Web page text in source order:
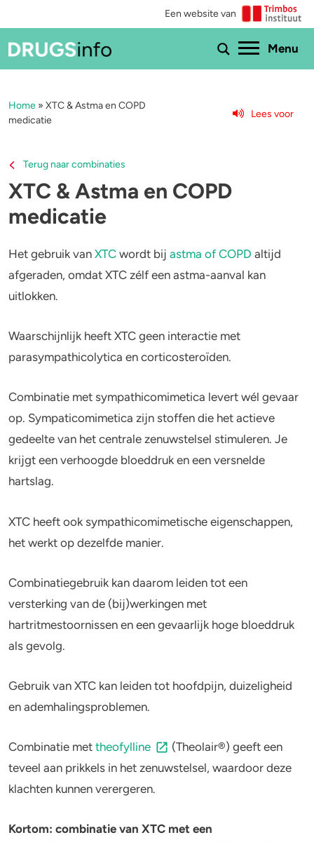
Een website van
Menu
Menu
Cocaïne
3-MMC
Paddo’s en truffels
Ayahuasca
LSD
Benzodiazepines
Heroïne
Poppers
Zwangerschap
Combinaties & medicijnen
Verkeer
Check je gebruik
Stel een vraag
Home » XTC & Astma en COPD
medicatie
Lees voor
Terug naar combinaties
XTC & Astma en COPD
medicatie
Het gebruik van XTC wordt bij astma of COPD altijd
afgeraden, omdat XTC zélf een astma-aanval kan
uitlokken.
Waarschijnlijk heeft XTC geen interactie met
parasympathicolytica en corticosteroïden.
Combinatie met sympathicomimetica levert wél gevaar
op. Sympaticomimetica zijn stoffen die het actieve
gedeelte van het centrale zenuwstelsel stimuleren. Je
krijgt een verhoogde bloeddruk en een versnelde
hartslag.
XTC heeft ook sympathicomimetische eigenschappen,
het werkt op dezelfde manier.
Combinatiegebruik kan daarom leiden tot een
versterking van de (bij)werkingen met
hartritmestoornissen en een gevaarlijk hoge bloeddruk
als gevolg.
Gebruik van XTC kan leiden tot hoofdpijn, duizeligheid
en ademhalingsproblemen.
Combinatie met theofylline
(Theolair®) geeft een
teveel aan prikkels in het zenuwstelsel, waardoor deze
klachten kunnen verergeren.
Kortom: combinatie van XTC met een